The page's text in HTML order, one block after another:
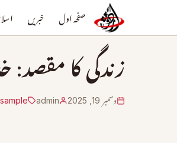
صفحہ اول خبریں
زندگی کا مقصد:
دسمبر 19, 2025 admin